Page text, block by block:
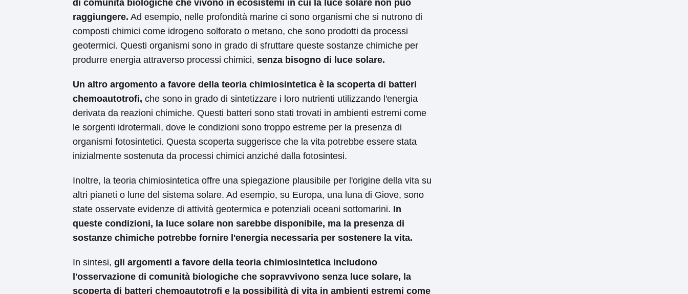
di comunità biologiche che vivono in ecosistemi in cui la luce solare non può
raggiungere. Ad esempio, nelle profondità marine ci sono organismi che si nutrono di
composti chimici come idrogeno solforato o metano, che sono prodotti da processi
geotermici. Questi organismi sono in grado di sfruttare queste sostanze chimiche per
produrre energia attraverso processi chimici, senza bisogno di luce solare.
Un altro argomento a favore della teoria chimiosintetica è la scoperta di batteri
chemoautotrofi, che sono in grado di sintetizzare i loro nutrienti utilizzando l'energia
derivata da reazioni chimiche. Questi batteri sono stati trovati in ambienti estremi come
le sorgenti idrotermali, dove le condizioni sono troppo estreme per la presenza di
organismi fotosintetici. Questa scoperta suggerisce che la vita potrebbe essere stata
inizialmente sostenuta da processi chimici anziché dalla fotosintesi.
Inoltre, la teoria chimiosintetica offre una spiegazione plausibile per l'origine della vita su
altri pianeti o lune del sistema solare. Ad esempio, su Europa, una luna di Giove, sono
state osservate evidenze di attività geotermica e potenziali oceani sottomarini. In
queste condizioni, la luce solare non sarebbe disponibile, ma la presenza di
sostanze chimiche potrebbe fornire l'energia necessaria per sostenere la vita.
In sintesi, gli argomenti a favore della teoria chimiosintetica includono
l'osservazione di comunità biologiche che sopravvivono senza luce solare, la
scoperta di batteri chemoautotrofi e la possibilità di vita in ambienti estremi come